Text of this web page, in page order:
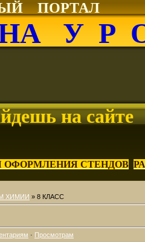
ПОРТАЛ
У Р
на сайте
ОФОРМЛЕНИЯ СТЕНДОВ
ХИМИИ » 8 КЛАСС
· Просмотрам